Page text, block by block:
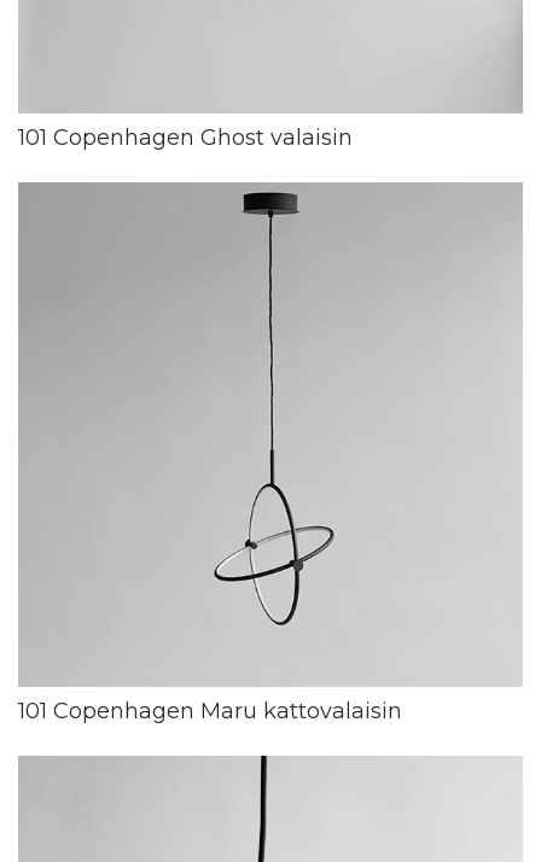
101 Copenhagen Ghost valaisin
101 Copenhagen Maru kattovalaisin